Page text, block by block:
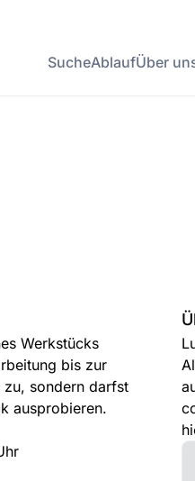
SucheAblaufÜber
Werkstücks
bis zur
zu, sondern darfst
ausprobieren.